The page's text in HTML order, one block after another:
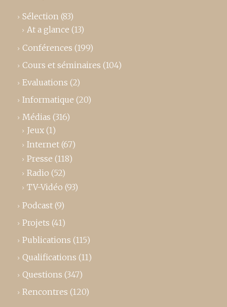
Sélection (83)
At a glance (13)
Conférences (199)
Cours et séminaires (104)
Evaluations (2)
Informatique (20)
Médias (316)
Jeux (1)
Internet (67)
Presse (118)
Radio (52)
TV-Vidéo (93)
Podcast (9)
Projets (41)
Publications (115)
Qualifications (11)
Questions (347)
Rencontres (120)